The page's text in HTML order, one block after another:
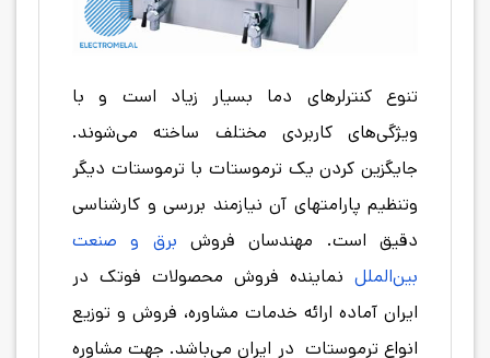
تنوع کنترلرهای دما بسیار زیاد است و با
ویژگی‌های کاربردی مختلف ساخته می‌شوند.
جایگزین کردن یک ترموستات با ترموستات دیگر
وتنظیم پارامتهای آن نیازمند بررسی و کارشناسی
دقیق است. مهندسان فروش برق و صنعت
بین‌الملل نماینده فروش محصولات فوتک در
ایران آماده ارائه خدمات مشاوره، فروش و توزیع
انواع ترموستات در ایران می‌باشد. جهت مشاوره